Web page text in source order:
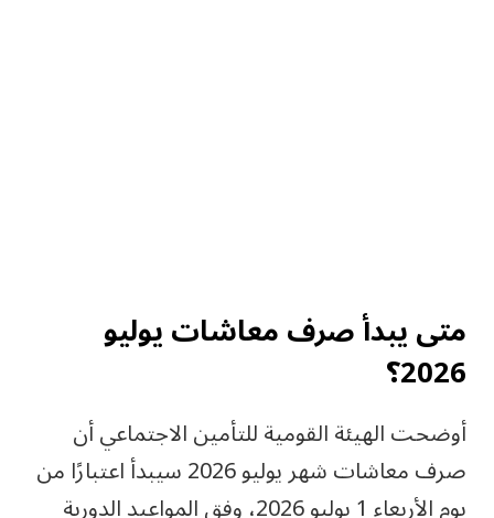
متى يبدأ صرف معاشات يوليو
2026؟
أوضحت الهيئة القومية للتأمين الاجتماعي أن
صرف معاشات شهر يوليو 2026 سيبدأ اعتبارًا من